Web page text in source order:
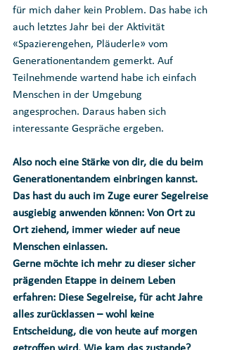
für mich daher kein Problem. Das habe ich
auch letztes Jahr bei der Aktivität
«Spazierengehen, Pläuderle» vom
Generationentandem gemerkt. Auf
Teilnehmende wartend habe ich einfach
Menschen in der Umgebung
angesprochen. Daraus haben sich
interessante Gespräche ergeben.
Also noch eine Stärke von dir, die du beim
Generationentandem einbringen kannst.
Das hast du auch im Zuge eurer Segelreise
ausgiebig anwenden können: Von Ort zu
Ort ziehend, immer wieder auf neue
Menschen einlassen.
Gerne möchte ich mehr zu dieser sicher
prägenden Etappe in deinem Leben
erfahren: Diese Segelreise, für acht Jahre
alles zurücklassen – wohl keine
Entscheidung, die von heute auf morgen